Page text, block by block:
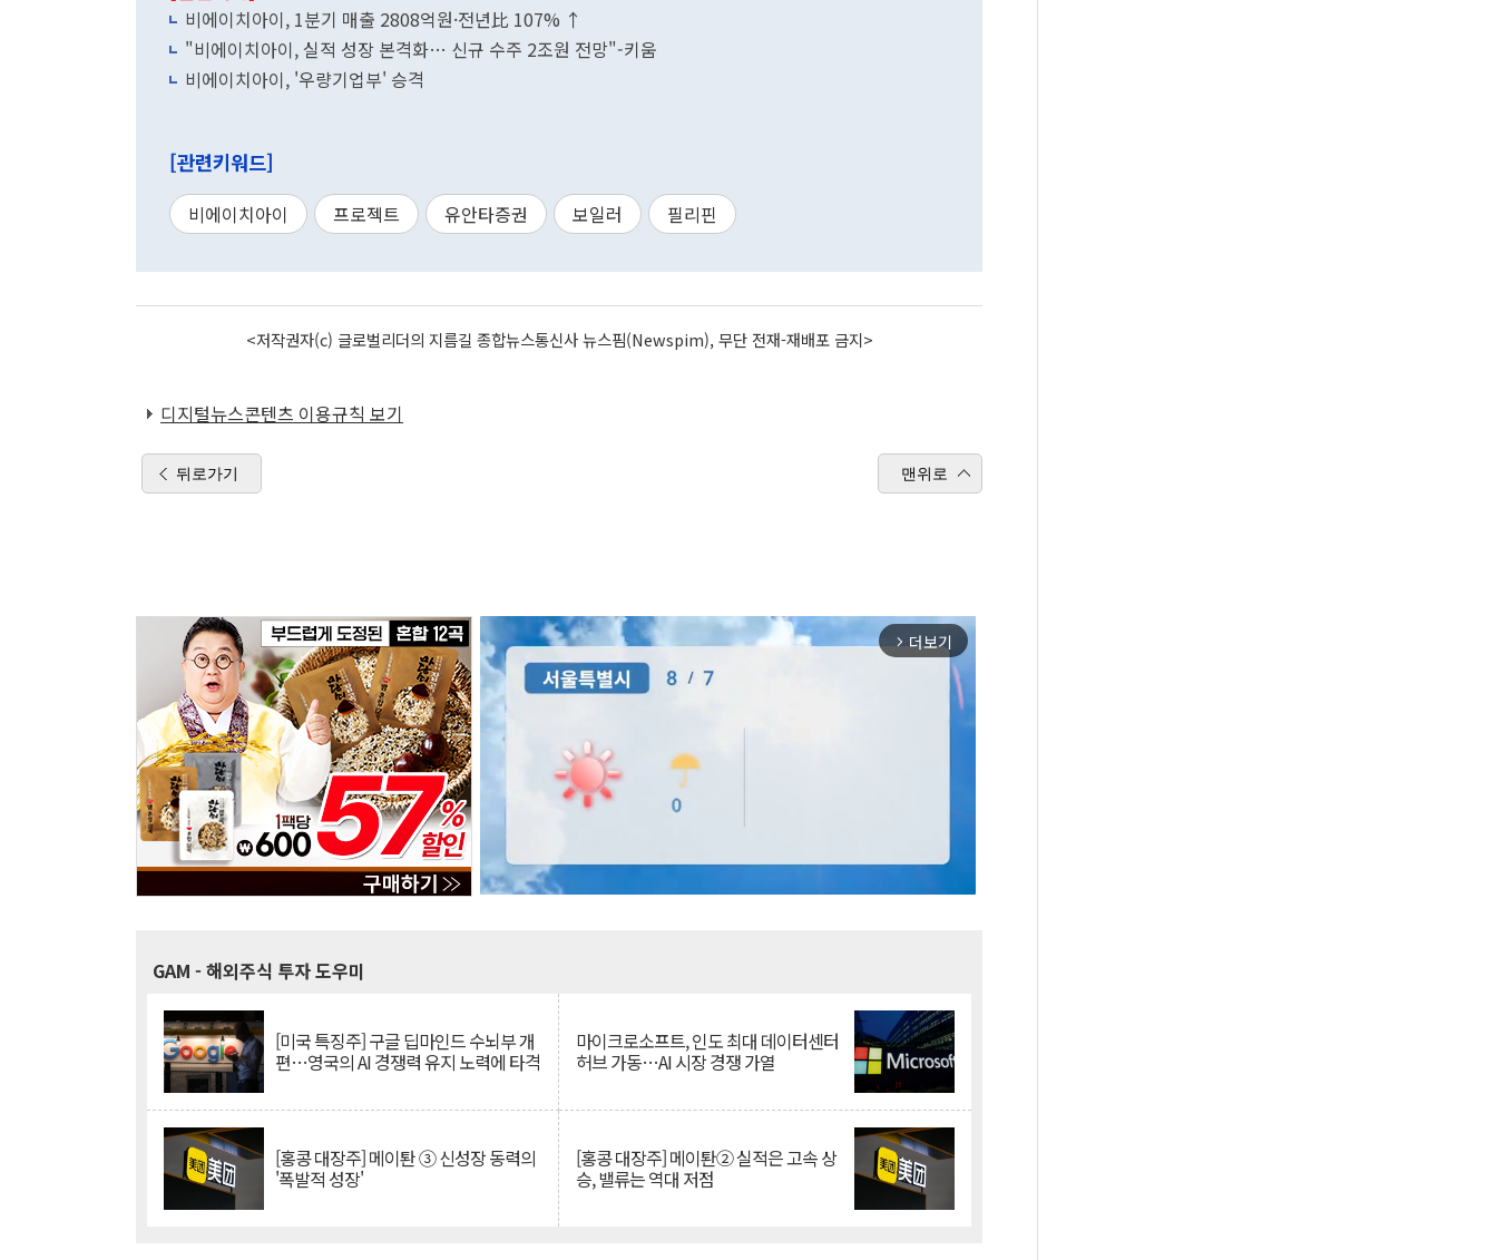
비에이치아이, 1분기 매출 2808억원·전년比 107% ↑
"비에이치아이, 실적 성장 본격화… 신규 수주 2조원 전망"-키움
비에이치아이, '우량기업부' 승격
[관련키워드]
비에이치아이 프로젝트 유안타증권 보일러 필리핀
<저작권자(c) 글로벌리더의 지름길 종합뉴스통신사 뉴스핌(Newspim), 무단 전재-재배포 금지>
디지털뉴스콘텐츠 이용규칙 보기
뒤로가기 맨위로
arrow_forward_ios 더보기
GAM - 해외주식 투자 도우미
[미국 특징주] 구글 딥마인드 수뇌부 개
편…영국의 AI 경쟁력 유지 노력에 타격
마이크로소프트, 인도 최대 데이터센터
허브 가동…AI 시장 경쟁 가열
[홍콩 대장주] 메이퇀 ③ 신성장 동력의
'폭발적 성장'
[홍콩 대장주] 메이퇀② 실적은 고속 상
승, 밸류는 역대 저점